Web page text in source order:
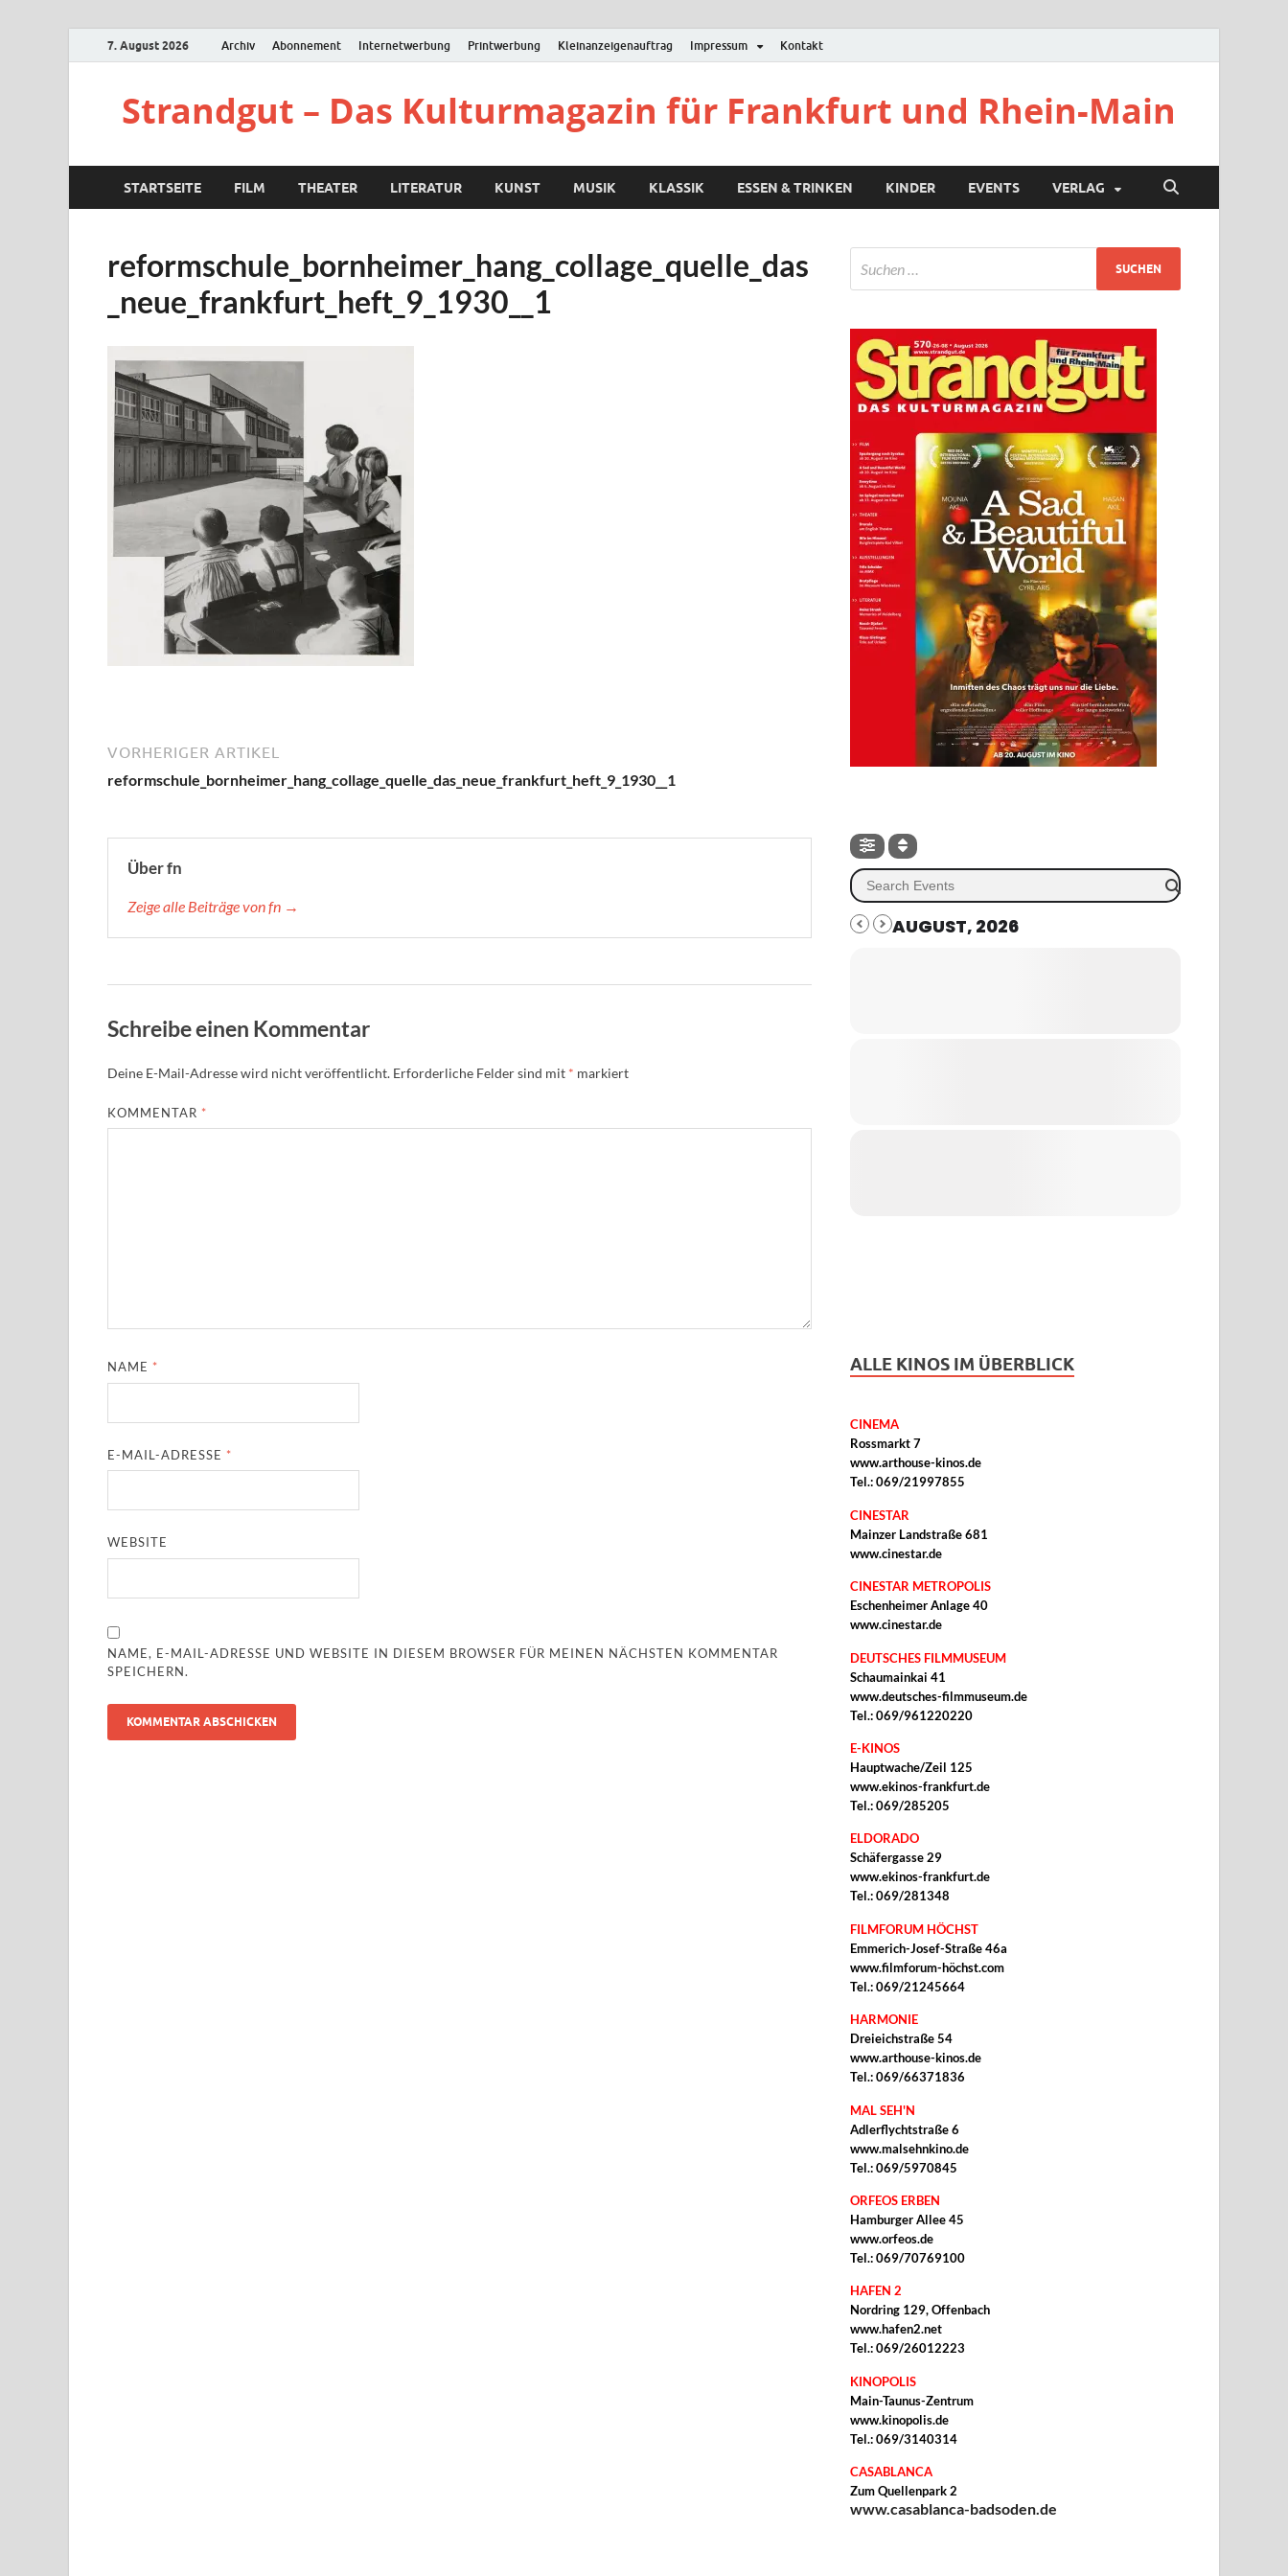
7. August 2026 Archiv Abonnement Internetwerbung Printwerbung Kleinanzeigenauftrag Impressum Kontakt
Strandgut – Das Kulturmagazin für Frankfurt und Rhein-Main
STARTSEITE FILM THEATER LITERATUR KUNST MUSIK KLASSIK ESSEN & TRINKEN KINDER EVENTS VERLAG
reformschule_bornheimer_hang_collage_quelle_das
_neue_frankfurt_heft_9_1930__1
VORHERIGER ARTIKEL
reformschule_bornheimer_hang_collage_quelle_das_neue_frankfurt_heft_9_1930__1
Über fn
Zeige alle Beiträge von fn →
Schreibe einen Kommentar
Deine E-Mail-Adresse wird nicht veröffentlicht. Erforderliche Felder sind mit * markiert
KOMMENTAR *
NAME *
E-MAIL-ADRESSE *
WEBSITE
NAME, E-MAIL-ADRESSE UND WEBSITE IN DIESEM BROWSER FÜR MEINEN NÄCHSTEN KOMMENTAR
SPEICHERN.
AUGUST, 2026
ALLE KINOS IM ÜBERBLICK
CINEMA
Rossmarkt 7
www.arthouse-kinos.de
Tel.: 069/21997855
CINESTAR
Mainzer Landstraße 681
www.cinestar.de
CINESTAR METROPOLIS
Eschenheimer Anlage 40
www.cinestar.de
DEUTSCHES FILMMUSEUM
Schaumainkai 41
www.deutsches-filmmuseum.de
Tel.: 069/961220220
E-KINOS
Hauptwache/Zeil 125
www.ekinos-frankfurt.de
Tel.: 069/285205
ELDORADO
Schäfergasse 29
www.ekinos-frankfurt.de
Tel.: 069/281348
FILMFORUM HÖCHST
Emmerich-Josef-Straße 46a
www.filmforum-höchst.com
Tel.: 069/21245664
HARMONIE
Dreieichstraße 54
www.arthouse-kinos.de
Tel.: 069/66371836
MAL SEH'N
Adlerflychtstraße 6
www.malsehnkino.de
Tel.: 069/5970845
ORFEOS ERBEN
Hamburger Allee 45
www.orfeos.de
Tel.: 069/70769100
HAFEN 2
Nordring 129, Offenbach
www.hafen2.net
Tel.: 069/26012223
KINOPOLIS
Main-Taunus-Zentrum
www.kinopolis.de
Tel.: 069/3140314
CASABLANCA
Zum Quellenpark 2
www.casablanca-badsoden.de